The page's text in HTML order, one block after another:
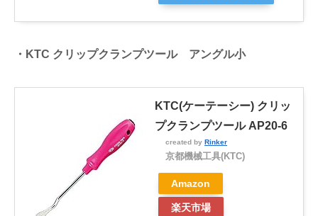
・KTC クリップクランプツール アングル小
KTC(ケーテーシー) クリッ
プクランプツール AP20-6
created by Rinker
京都機械工具(KTC)
Amazon
楽天市場